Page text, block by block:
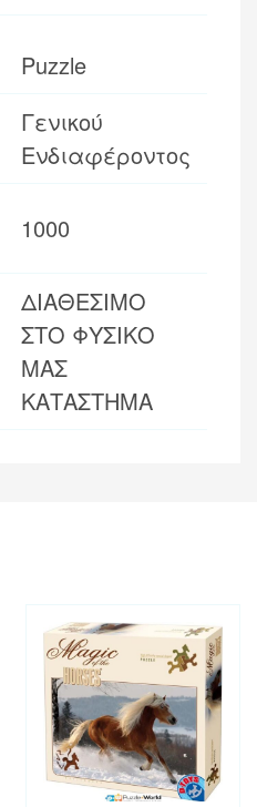
Puzzle
Γενικού
Ενδιαφέροντος
1000
ΔΙΑΘΕΣΙΜΟ
ΣΤΟ ΦΥΣΙΚΟ
ΜΑΣ
ΚΑΤΑΣΤΗΜΑ